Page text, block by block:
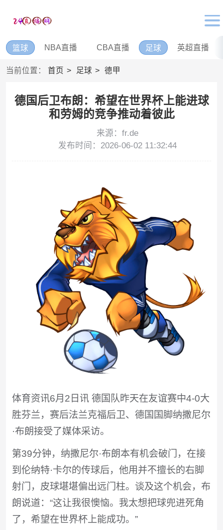
篮球 NBA直播 CBA直播 足球 英超直播
当前位置： 首页 足球 德甲
德国后卫布朗：希望在世界杯上能进球
和劳姆的竞争推动着彼此
来源：fr.de
发布时间：2026-06-02 11:32:44
体育资讯6月2日讯 德国队昨天在友谊赛中4-0大
胜芬兰，赛后法兰克福后卫、德国国脚纳撒尼尔
·布朗接受了媒体采访。
第39分钟，纳撒尼尔·布朗本有机会破门，在接
到伦纳特·卡尔的传球后，他用并不擅长的右脚
射门，皮球堪堪偏出远门柱。谈及这个机会，布
朗说道：“这让我很懊恼。我太想把球兜进死角
了，希望在世界杯上能成功。”